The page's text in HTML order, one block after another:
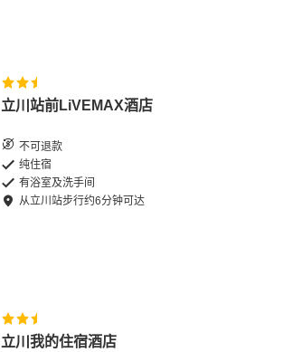
立川站前LiVEMAX酒店
不可退款
纯住宿
有浴室及洗手间
从立川站步行约6分钟可达
立川我的住宿酒店